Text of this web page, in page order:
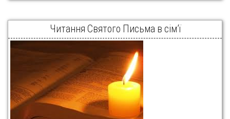
Читання Святого Письма в сім’ї